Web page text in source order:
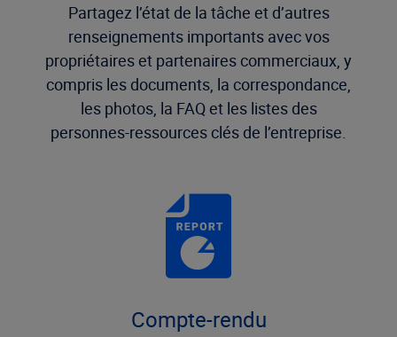
Partagez l’état de la tâche et d’autres
renseignements importants avec vos
propriétaires et partenaires commerciaux, y
compris les documents, la correspondance,
les photos, la FAQ et les listes des
personnes-ressources clés de l’entreprise.
Compte-rendu